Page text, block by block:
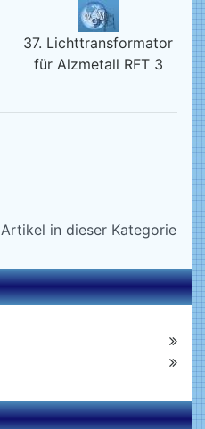
37. Lichttransformator
für Alzmetall RFT 3
Artikel in dieser Kategorie